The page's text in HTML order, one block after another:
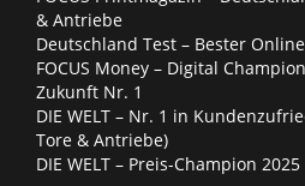
& Antriebe
Deutschland Test – Bester
FOCUS Money – Digital
Zukunft Nr. 1
DIE WELT – Nr. 1 in
Tore & Antriebe)
DIE WELT – Preis-Champion